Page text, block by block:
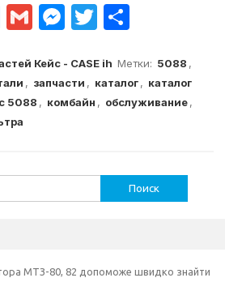
F
c
e
b
o
k
G
ai
l
M
s
s
g
er
T
it
te
п
р
и
т
Кейс - CASE ih Метки: 5088 ,
, запчасти , каталог, каталог
5088 , комбайн , обслуживание,
МТЗ-80, 82 допоможе швидко знайти